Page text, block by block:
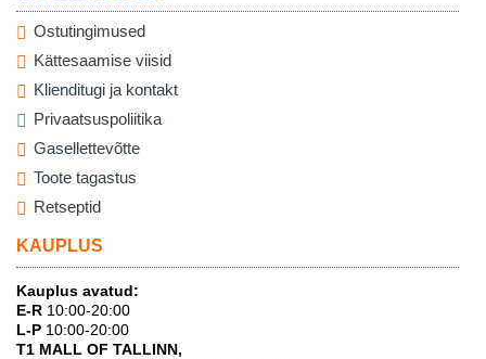
Ostutingimused
Kättesaamise viisid
Klienditugi ja kontakt
Privaatsuspoliitika
Gasellettevõtte
Toote tagastus
Retseptid
KAUPLUS
Kauplus avatud:
E-R 10:00-20:00
L-P 10:00-20:00
T1 MALL OF TALLINN,